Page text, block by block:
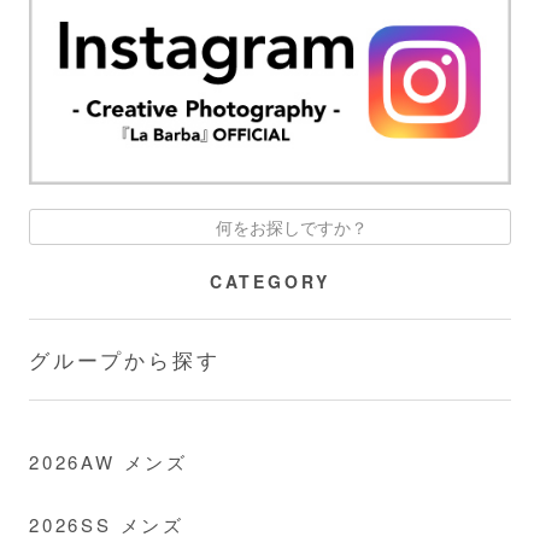
CATEGORY
グループから探す
2026AW メンズ
2026SS メンズ